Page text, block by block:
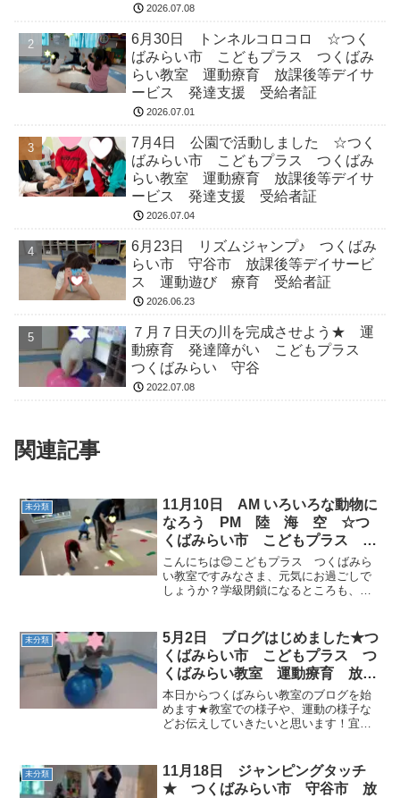
2026.07.08
6月30日 トンネルコロコロ ☆つく
ばみらい市 こどもプラス つくばみ
らい教室 運動療育 放課後等デイサ
ービス 発達支援 受給者証
2026.07.01
7月4日 公園で活動しました ☆つく
ばみらい市 こどもプラス つくばみ
らい教室 運動療育 放課後等デイサ
ービス 発達支援 受給者証
2026.07.04
6月23日 リズムジャンプ♪ つくばみ
らい市 守谷市 放課後等デイサービ
ス 運動遊び 療育 受給者証
2026.06.23
７月７日天の川を完成させよう★ 運
動療育 発達障がい こどもプラス
つくばみらい 守谷
2022.07.08
関連記事
未分類
11月10日 AM いろいろな動物に
なろう PM 陸 海 空 ☆つ
くばみらい市 こどもプラス つ
くばみらい教室 運動療育 放課
後等デイサービス 発達支援 児
童発達支援 運動遊び 受給者証
こんにちは😊こどもプラス つくばみら
い教室ですみなさま、元気にお過ごしで
しょうか？学級閉鎖になるところも、ち
て、体力作り🏃🏻‍♂️午前中は、ちいさなお
友だちとダンスをした...
未分類
5月2日 ブログはじめました★つ
くばみらい市 こどもプラス つ
くばみらい教室 運動療育 放課
後デイサービス 受給者証
本日からつくばみらい教室のブログを始
めます★教室での様子や、運動の様子な
どお伝えしていきたいと思います！宜し
した。運動の時間まで自由時間です♪バラ
ンスボールや...
未分類
11月18日 ジャンピングタッチ
★ つくばみらい市 守谷市 放